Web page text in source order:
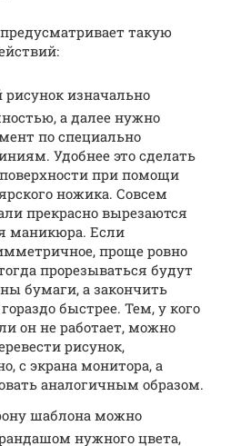
такую
изначально
а далее нужно
по специально
Удобнее это сделать
при помощи
ножика. Совсем
прекрасно вырезаются
маникюра. Если
проще ровно
прорезываться будут
бумаги, а закончить
быстрее. Тем, у кого
он не работает, можно
рисунок,
с экрана монитора, а
аналогичным образом.
шаблона можно
нужного цвета,